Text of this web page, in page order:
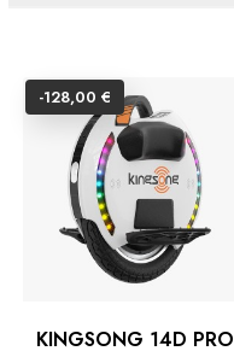
KINGSONG 14D PRO
-128,00 €